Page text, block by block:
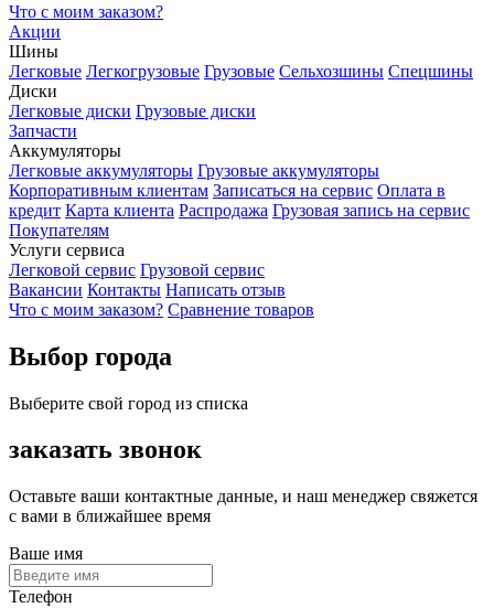
Что с моим заказом?
Акции
Шины
Легковые Легкогрузовые Грузовые Сельхозшины Спецшины
Диски
Легковые диски Грузовые диски
Запчасти
Аккумуляторы
Легковые аккумуляторы Грузовые аккумуляторы
Корпоративным клиентам Записаться на сервис Оплата в
кредит Карта клиента Распродажа Грузовая запись на сервис
Покупателям
Услуги сервиса
Легковой сервис Грузовой сервис
Вакансии Контакты Написать отзыв
Что с моим заказом? Сравнение товаров
Выбор города
Выберите свой город из списка
заказать звонок
Оставьте ваши контактные данные, и наш менеджер свяжется
с вами в ближайшее время
Ваше имя
Телефон